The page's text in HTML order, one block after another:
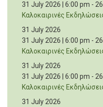
31 July 2026 | 6:00 pm -
Καλοκαιρινές
31 July 2026
31 July 2026 | 6:00 pm -
Καλοκαιρινές
31 July 2026
31 July 2026 | 6:00 pm -
Καλοκαιρινές
31 July 2026